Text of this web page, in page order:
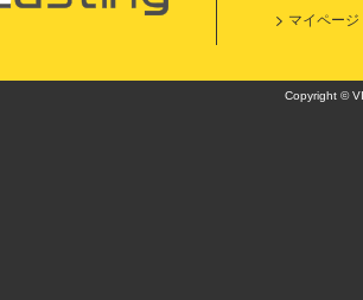
マイページ
Copyright ©